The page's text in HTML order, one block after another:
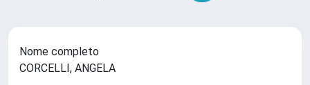
Nome completo
CORCELLI, ANGELA